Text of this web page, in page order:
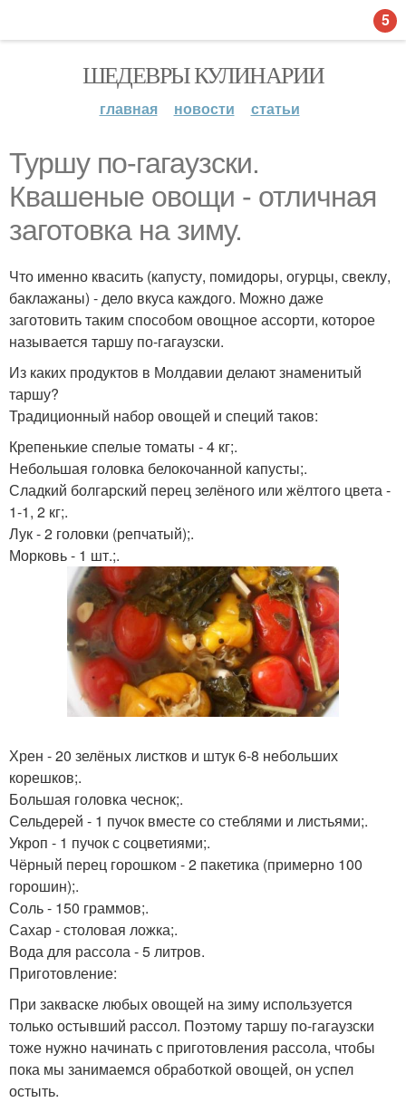
ШЕДЕВРЫ КУЛИНАРИИ
главная новости статьи
Туршу по-гагаузски.
Квашеные овощи - отличная
заготовка на зиму.
Что именно квасить (капусту, помидоры, огурцы, свеклу,
баклажаны) - дело вкуса каждого. Можно даже
заготовить таким способом овощное ассорти, которое
называется таршу по-гагаузски.
Из каких продуктов в Молдавии делают знаменитый
таршу?
Традиционный набор овощей и специй таков:
Крепенькие спелые томаты - 4 кг;.
Небольшая головка белокочанной капусты;.
Сладкий болгарский перец зелёного или жёлтого цвета -
1-1, 2 кг;.
Лук - 2 головки (репчатый);.
Морковь - 1 шт.;.
Хрен - 20 зелёных листков и штук 6-8 небольших
корешков;.
Большая головка чеснок;.
Сельдерей - 1 пучок вместе со стеблями и листьями;.
Укроп - 1 пучок с соцветиями;.
Чёрный перец горошком - 2 пакетика (примерно 100
горошин);.
Соль - 150 граммов;.
Сахар - столовая ложка;.
Вода для рассола - 5 литров.
Приготовление:
При закваске любых овощей на зиму используется
только остывший рассол. Поэтому таршу по-гагаузски
тоже нужно начинать с приготовления рассола, чтобы
пока мы занимаемся обработкой овощей, он успел
остыть.
5